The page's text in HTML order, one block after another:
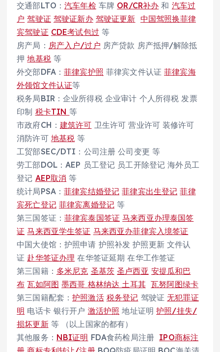
交通部LTO：汽车年检 车牌 OR/CR补办 和 汽车过
户 驾驶证 驾驶证新办 驾驶证更新 中国驾照换菲律
宾驾驶证 CDE考试包过 等
房产局： 房产入户/过户 房产贷款 房产抵押/解除抵
押地基税等
外交部DFA：菲律宾护照 菲律宾文件认证菲律宾海
外领馆文件认证等
税务局BIR：企业所得税 企业审计 个人所得税 发票
印制 税卡TIN 等
市政府CH： 建筑许可 卫生许可 营业许可 装修许可
消防许可 地基税 等
工贸部SEC/DTI：公司注册 公司变更 等
劳工部DOL：AEP 员工登记 员工开除登记 海外员工
登记 AEP取消 等
统计局PSA：菲律宾结婚登记 菲律宾出生登记 菲律
宾死亡登记 菲律宾离婚登记等
第三国签证： 菲律宾泰国签证 马来西亚办理泰国签
证 马来西亚学生签证 马来西亚办菲律宾入境签证
中国大使馆：护照申请 护照补发 护照更新 文件认
证 赴华签证办理 在华签证延期 在华工作签证
第三国籍： 多米尼克 圣基茨 圣卢西亚 安提瓜和巴
布 瓦如阿图 墨西哥 格林纳达土耳其 瓦努阿图绿卡
第三国籍配套：护照激活 税务登记 驾驶证无犯罪证
明 电话卡 银行开户 激活护照 地址证明护照/挂失/
损坏更新等 （以上国家的都有）
其他服务： NBI证明 FDA食药检局注册 IPO商标注